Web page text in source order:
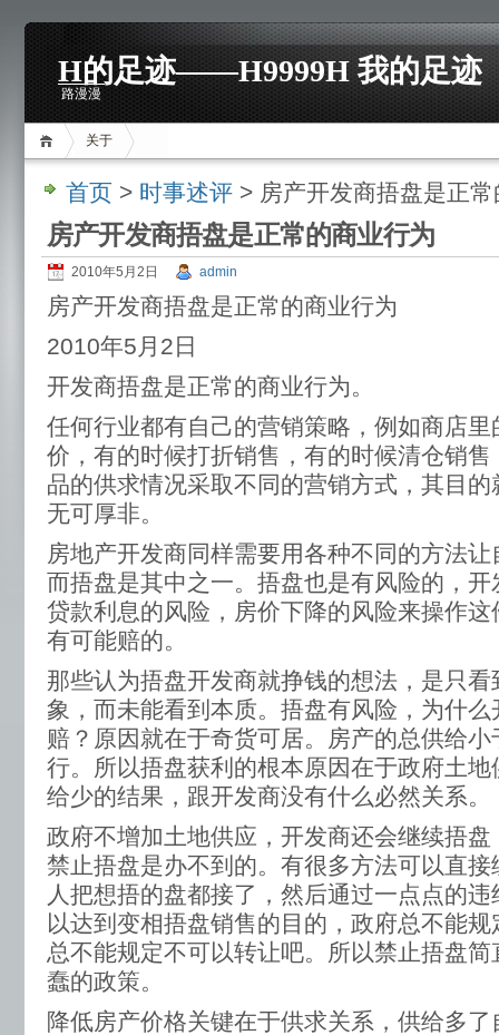
H的足迹——H9999H 我的足迹
路漫漫
关于
首页 > 时事述评 > 房产开发商捂盘是正
房产开发商捂盘是正常的商业行为
2010年5月2日 admin
房产开发商捂盘是正常的商业行为
2010年5月2日
开发商捂盘是正常的商业行为。
任何行业都有自己的营销策略，例如商店
价，有的时候打折销售，有的时候清仓销
品的供求情况采取不同的营销方式，其目
无可厚非。
房地产开发商同样需要用各种不同的方法
而捂盘是其中之一。捂盘也是有风险的，
贷款利息的风险，房价下降的风险来操作
有可能赔的。
那些认为捂盘开发商就挣钱的想法，是只
象，而未能看到本质。捂盘有风险，为什
赔？原因就在于奇货可居。房产的总供给
行。所以捂盘获利的根本原因在于政府土
给少的结果，跟开发商没有什么必然关系。
政府不增加土地供应，开发商还会继续捂
禁止捂盘是办不到的。有很多方法可以直
人把想捂的盘都接了，然后通过一点点的
以达到变相捂盘销售的目的，政府总不能
总不能规定不可以转让吧。所以禁止捂盘
蠢的政策。
降低房产价格关键在于供求关系，供给多